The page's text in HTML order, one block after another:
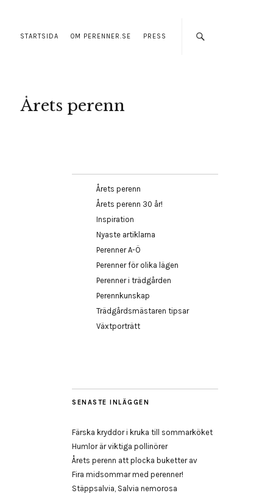
STARTSIDA OM PERENNER.SE PRESS
Årets perenn
Årets perenn
Årets perenn 30 år!
Inspiration
Nyaste artiklarna
Perenner A-Ö
Perenner för olika lägen
Perenner i trädgården
Perennkunskap
Trädgårdsmästaren tipsar
Växtporträtt
SENASTE INLÄGGEN
Färska kryddor i kruka till sommarköket
Humlor är viktiga pollinörer
Årets perenn att plocka buketter av
Fira midsommar med perenner!
Stäppsalvia, Salvia nemorosa